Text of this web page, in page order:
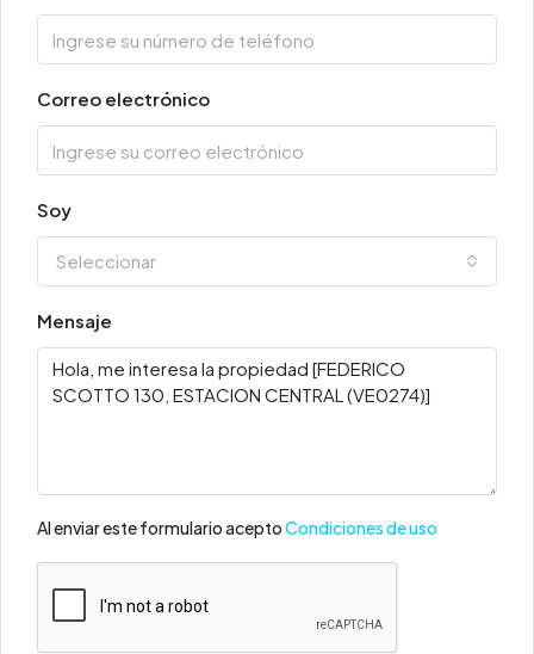
Correo electrónico
Soy
Seleccionar
Mensaje
Al enviar este formulario aceptoCondiciones de uso